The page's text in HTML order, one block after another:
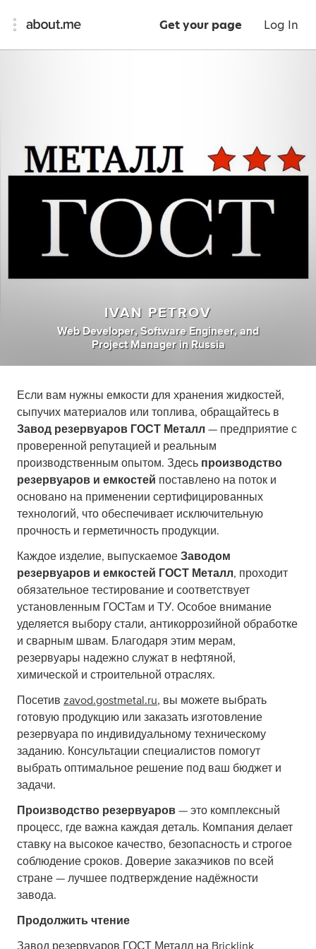
Get your page Log In
IVAN PETROV
Web Developer, Software Engineer, and
Project Manager in Russia
Если вам нужны емкости для хранения жидкостей,
сыпучих материалов или топлива, обращайтесь в
Завод резервуаров ГОСТ Металл — предприятие с
проверенной репутацией и реальным
производственным опытом. Здесь производство
резервуаров и емкостей поставлено на поток и
основано на применении сертифицированных
технологий, что обеспечивает исключительную
прочность и герметичность продукции.
Каждое изделие, выпускаемое Заводом
резервуаров и емкостей ГОСТ Металл, проходит
обязательное тестирование и соответствует
установленным ГОСТам и ТУ. Особое внимание
уделяется выбору стали, антикоррозийной обработке
и сварным швам. Благодаря этим мерам,
резервуары надежно служат в нефтяной,
химической и строительной отраслях.
Посетив zavod.gostmetal.ru, вы можете выбрать
готовую продукцию или заказать изготовление
резервуара по индивидуальному техническому
заданию. Консультации специалистов помогут
выбрать оптимальное решение под ваш бюджет и
задачи.
Производство резервуаров — это комплексный
процесс, где важна каждая деталь. Компания делает
ставку на высокое качество, безопасность и строгое
соблюдение сроков. Доверие заказчиков по всей
стране — лучшее подтверждение надёжности
завода.
Продолжить чтение
Завод резервуаров ГОСТ Металл на Bricklink